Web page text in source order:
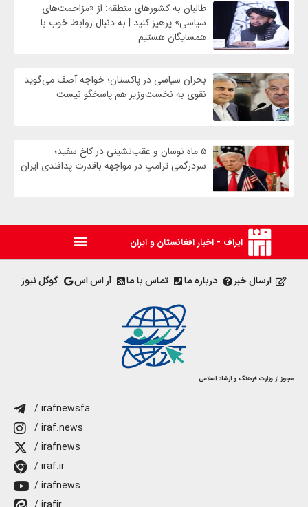
طالبان به کشورهای منطقه: از «مزاحمت‌های
سیاسی» پرهیز کنید | به دنبال روابط خوب با
همسایگان هستیم
بحران سیاسی در پاکستان؛ خواجه آصف می‌گوید
نقوی به نخست‌وزیر هم پاسخگو نیست
۵ ماه نوسان و عقب‌نشینی در کاخ سفید؛
سردرگمی ترامپ در مواجهه باقدرت پدافندی ایران
ایراف - اخبار افغانستان و ایران
ارسال خبر درباره ما تماس با ما آر اس اس گوگل نیوز
مجوز از وزارت فرهنگ و ارشاد اسلامی
/ irafnewsfa
/ iraf.news
/ irafnews
/ iraf.ir
/ irafnews